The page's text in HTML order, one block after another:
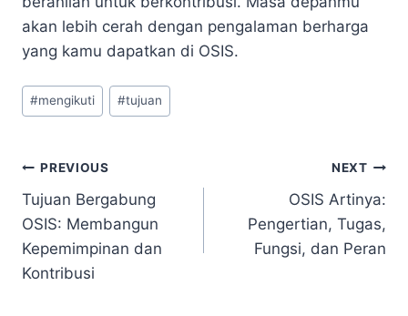
akan lebih cerah dengan pengalaman berharga
yang kamu dapatkan di OSIS.
Post
Tags:
#mengikuti #tujuan
Navigasi
pos
PREVIOUS
Tujuan Bergabung
OSIS: Membangun
Kepemimpinan dan
Kontribusi
NEXT
OSIS Artinya:
Pengertian, Tugas,
Fungsi, dan Peran